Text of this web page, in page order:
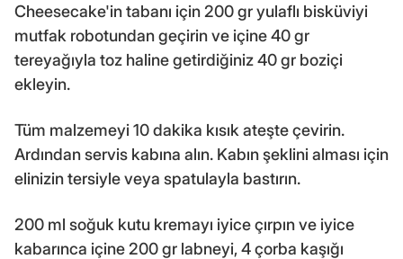
Cheesecake'in tabanı için 200 gr yulaflı bisküviyi
mutfak robotundan geçirin ve içine 40 gr
tereyağıyla toz haline getirdiğiniz 40 gr boziçi
ekleyin.
Tüm malzemeyi 10 dakika kısık ateşte çevirin.
Ardından servis kabına alın. Kabın şeklini alması için
elinizin tersiyle veya spatulayla bastırın.
200 ml soğuk kutu kremayı iyice çırpın ve iyice
kabarınca içine 200 gr labneyi, 4 çorba kaşığı